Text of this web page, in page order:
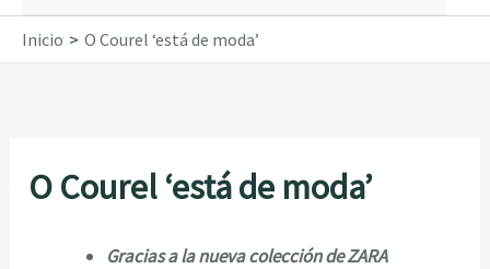
Inicio O Courel ‘está de moda’
O Courel ‘está de moda’
Gracias a la nueva colección de ZARA